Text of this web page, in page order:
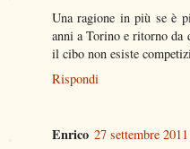
Una ragione in più se è
anni a Torino e ritorno da
il cibo non esiste
Rispondi
Enrico 27 settembre